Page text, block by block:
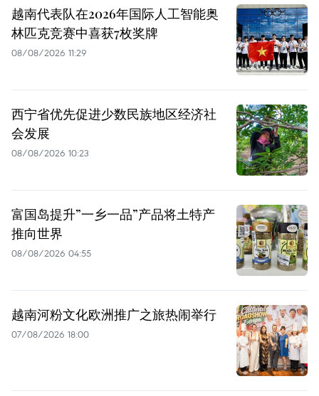
越南代表队在2026年国际人工智能奥
林匹克竞赛中喜获7枚奖牌
08/08/2026 11:29
西宁省优先促进少数民族地区经济社
会发展
08/08/2026 10:23
富国岛提升”一乡一品”产品将土特产
推向世界
08/08/2026 04:55
越南河粉文化欧洲推广之旅热闹举行
07/08/2026 18:00